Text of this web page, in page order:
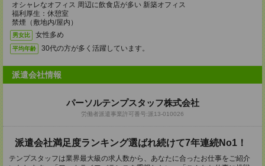
オシャレなオフィス 周辺に飲食店が多い 新築オフィス
福利厚生：休憩室
禁煙（敷地内/屋内）
男女比 女性多め
平均年齢 30代の方が多く活躍しています。
派遣会社情報
パーソルテンプスタッフ株式会社
労働者派遣事業許可番号:派13-010026
派遣会社満足度ランキング選ばれ続けて7年連続No1！
テンプスタッフは業界最大級の求人数から、あなたに合ったお仕事をご紹介